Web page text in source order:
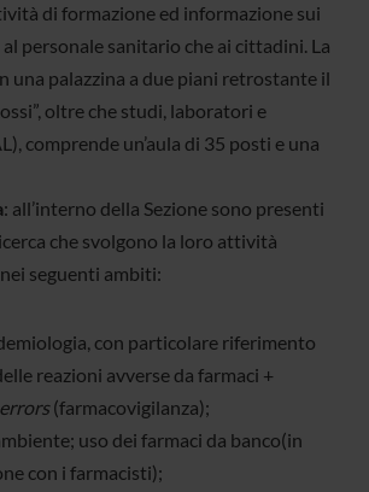
di formazione ed informazione sui
personale sanitario che ai cittadini. La
una palazzina a due piani retrostante il
oltre che studi, laboratori e
comprende un’aula di 35 posti e una
: all’interno della Sezione sono presenti
che svolgono la loro attività
seguenti ambiti:
con particolare riferimento
reazioni avverse da farmaci +
(farmacovigilanza);
uso dei farmaci da banco(in
con i farmacisti);